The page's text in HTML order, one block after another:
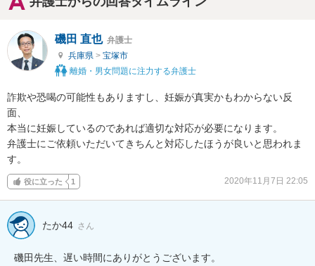
磯田 直也 弁護士
兵庫県 > 宝塚市
離婚・男女問題に注力する弁護士
詐欺や恐喝の可能性もありますし、妊娠が真実かもわからない反
面、
本当に妊娠しているのであれば適切な対応が必要になります。
弁護士にご依頼いただいてきちんと対応したほうが良いと思われま
す。
役に立った 1 2020年11月7日 22:05
たか44 さん
磯田先生、遅い時間にありがとうございます。